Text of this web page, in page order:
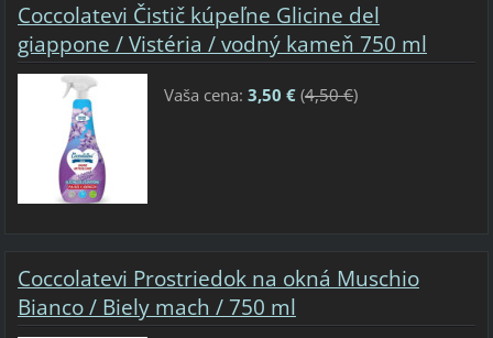
Coccolatevi Čistič kúpeľne Glicine del
giappone / Vistéria / vodný kameň 750 ml
Vaša cena: 3,50 €(4,50 €)
Coccolatevi Prostriedok na okná Muschio
Bianco / Biely mach / 750 ml